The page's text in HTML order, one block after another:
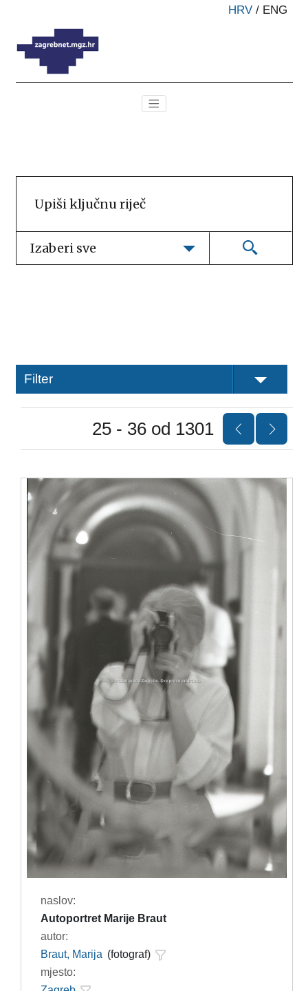
HRV / ENG
Izaberi sve
Filter
25 - 36 od 1301
naslov:
Autoportret Marije Braut
autor:
Braut, Marija (fotograf)
mjesto: